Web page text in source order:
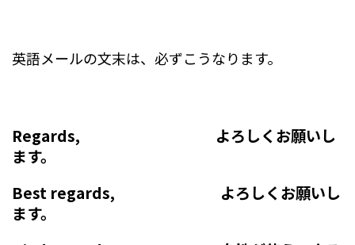
英語メールの文末は、必ずこうなります。
Regards, よろしくお願いし
ます。
Best regards, よろしくお願いし
ます。